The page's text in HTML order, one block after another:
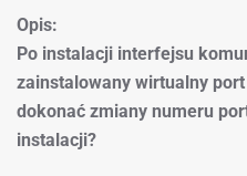
Opis:
Po instalacji interfejsu
zainstalowany wirtualny
dokonać zmiany numeru
instalacji?